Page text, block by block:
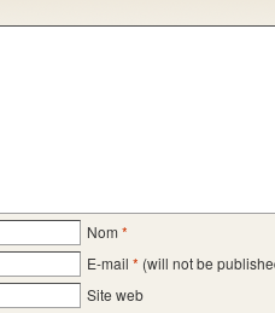
Nom *
E-mail * (will not be
Site web